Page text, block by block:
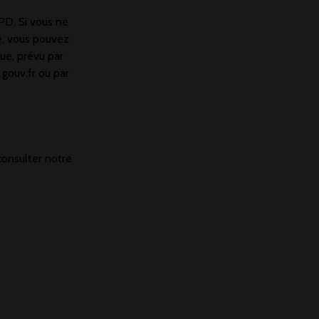
Si vous ne
vous pouvez
prévu par
ou par
notre